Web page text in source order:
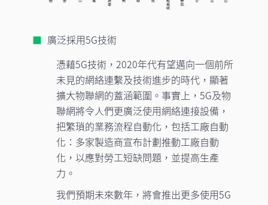
廣泛採用5G技術
憑藉5G技術，2020年代有望邁向一個前所
未見的網絡連繫及技術進步的時代，顯著
擴大物聯網的蓋涵範圍。事實上，5G及物
聯網將令人們更廣泛使用網絡連接設備，
把繁瑣的業務流程自動化，包括工廠自動
化：多家製造商宣布計劃推動工廠自動
化，以應對勞工短缺問題，並提高生產
力。
我們預期未來數年，將會推出更多使用5G